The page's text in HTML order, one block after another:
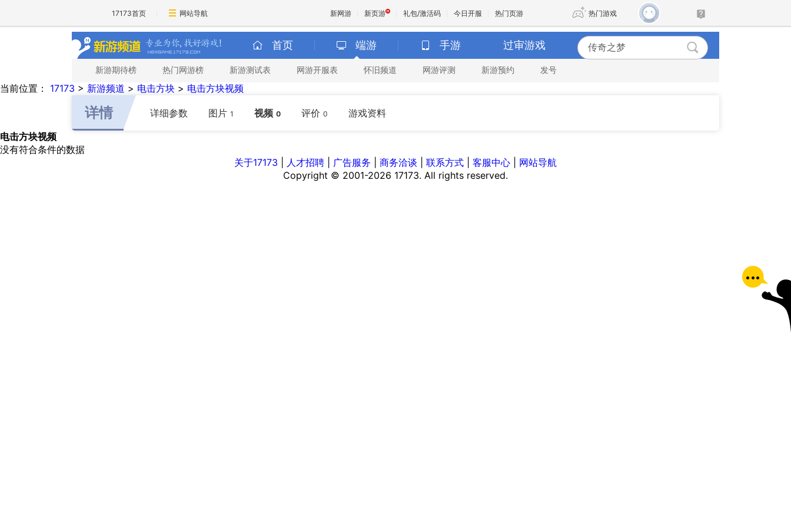
17173首页 网站导航 新网游 新页游 礼包/激活码 今日开服 热门页游 热门游戏
魔兽 DNF
首页 端游 手游 过审游戏
新游期待榜 热门网游榜 新游测试表 网游开服表 怀旧频道 网游评测 新游预约 发号
当前位置： 17173 > 新游频道 > 电击方块 > 电击方块视频
详情 详细参数 图片 1 视频 0 评价 0
游戏资料
电击方块视频
没有符合条件的数据
关于17173
人才招聘 广告服务 商务洽谈 联系方式 客服中心
网站导航
Copyright © 2001-2026 17173. All rights reserved.